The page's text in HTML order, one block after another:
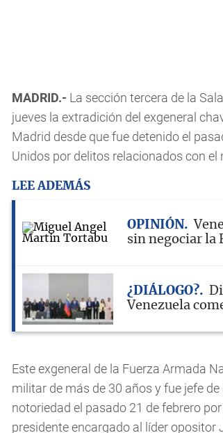
MADRID.- La sección tercera de la
jueves la extradición del exgeneral
Madrid desde que fue detenido el
Unidos por delitos relacionados con el
LEE ADEMÁS
OPINIÓN
sin negociar la
¿DIÁLOGO?
Venezuela
Este exgeneral de la Fuerza Armada
militar de más de 30 años y fue jefe
notoriedad el pasado 21 de febrero
presidente encargado al líder opositor